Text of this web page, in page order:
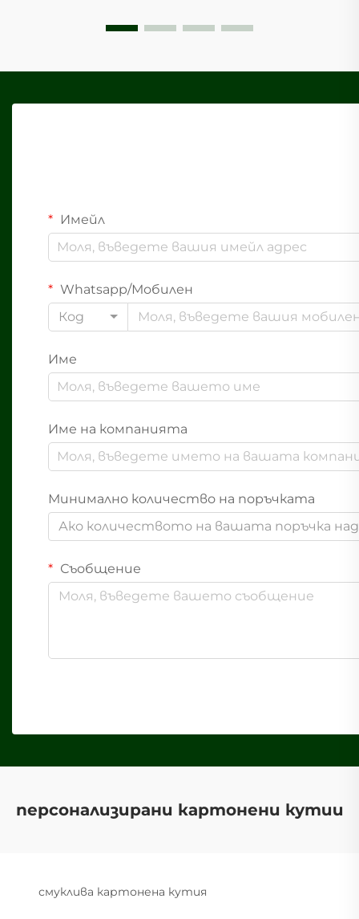
Имейл
Whatsapp/Мобилен
Код
Име
Име на компанията
Минимално количество на поръчката
Ако количеството на вашата поръчка
Съобщение
персонализирани картонени кутии
смуклива картонена кутия